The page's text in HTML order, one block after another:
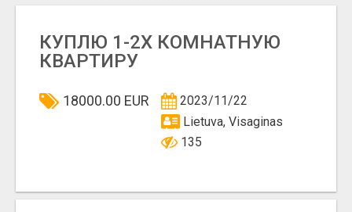
КУПЛЮ 1-2Х КОМНАТНУЮ
КВАРТИРУ
18000.00 EUR
2023/11/22
Lietuva, Visaginas
135